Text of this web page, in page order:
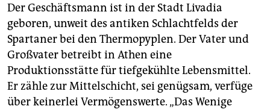
Der Geschäftsmann ist in der Stadt Livadia
geboren, unweit des antiken Schlachtfelds der
Spartaner bei den Thermopyplen. Der Vater und
Großvater betreibt in Athen eine
Produktionsstätte für tiefgekühlte Lebensmittel.
Er zähle zur Mittelschicht, sei genügsam, verfüge
über keinerlei Vermögenswerte. „Das Wenige